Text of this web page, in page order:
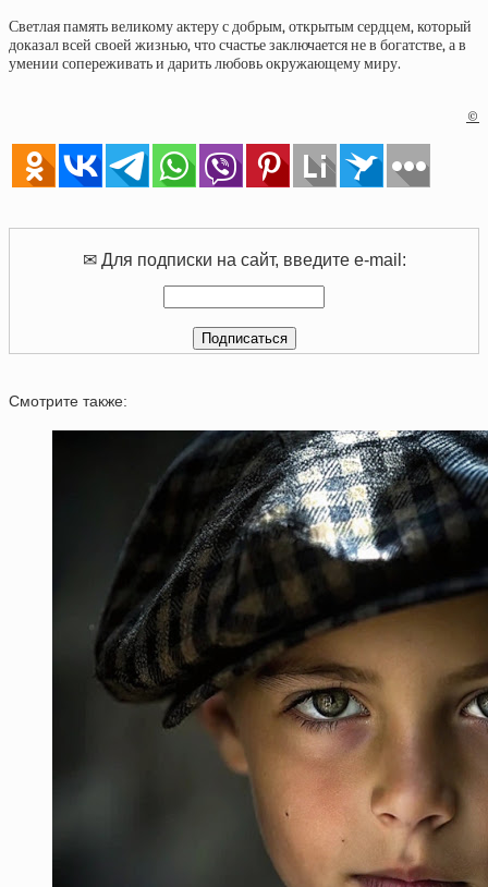
Светлая память великому актеру с добрым, открытым сердцем, который
доказал всей своей жизнью, что счастье заключается не в богатстве, а в
умении сопереживать и дарить любовь окружающему миру.
©
✉ Для подписки на сайт, введите e-mail:
Смотрите также: